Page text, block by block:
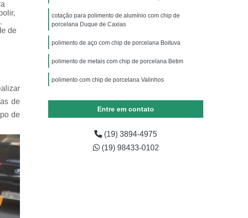
Esterilização
Limpeza
Chips Vítreo para Tirar Gordura
de Metais
Polir Alumínio
e Poliéster
para Tamboreamento e Vibro-acabamento
em Aço Inox
Produto para Polir Inox Industrial
Industrial
Abrasivos para Polimento
de Alumínio
Pasta para Polimento de Metal
Autopeças
Pequenos
Duro
de
de
de
cotação para polimento de alumínio com chip de
porcelana Duque de Caxias
polimento de aço com chip de porcelana Boituva
polimento de metais com chip de porcelana Betim
polimento com chip de porcelana Valinhos
Triângulo MineiroEntre em contato
(19) 3894-4975
(19) 98433-0102